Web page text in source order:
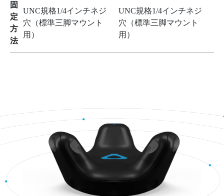
固
定
方
法
UNC規格1/4インチネジ
穴（標準三脚マウント
用）
UNC規格1/4インチネジ
穴（標準三脚マウント
用）